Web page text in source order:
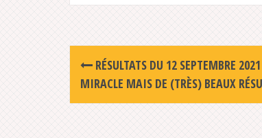
Post
navigation
RÉSULTATS DU 12 SEPTEMBRE
MIRACLE MAIS DE (TRÈS) BEAUX